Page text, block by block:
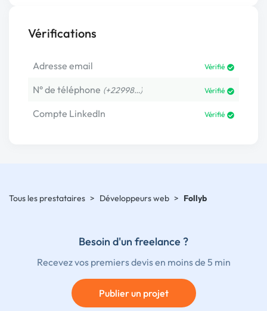
Vérifications
Adresse email Vérifié
N° de téléphone (+22998…) Vérifié
Compte LinkedIn Vérifié
Tous les prestataires > Développeurs web > Follyb
Besoin d'un freelance ?
Recevez vos premiers devis en moins de 5 min
Publier un projet